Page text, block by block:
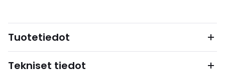
Tuotetiedot
Tekniset tiedot